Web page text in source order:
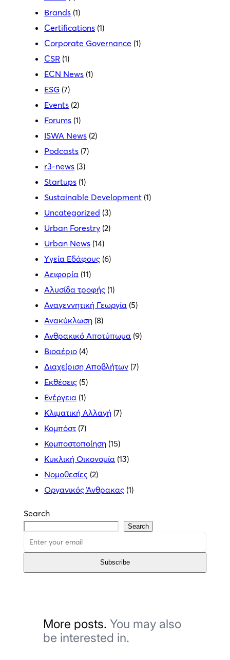
Brands (1)
Certifications (1)
Corporate Governance (1)
CSR (1)
ECN News (1)
ESG (7)
Events (2)
Forums (1)
ISWA News (2)
Podcasts (7)
r3-news (3)
Startups (1)
Sustainable Development (1)
Uncategorized (3)
Urban Forestry (2)
Urban News (14)
Yγεία Εδάφους (6)
Αειφορία (11)
Αλυσίδα τροφής (1)
Αναγεννητική Γεωργία (5)
Ανακύκλωση (8)
Ανθρακικό Αποτύπωμα (9)
Βιοαέριο (4)
Διαχείριση Αποβλήτων (7)
Εκθέσεις (5)
Ενέργεια (1)
Κλιματική Αλλαγή (7)
Κομπόστ (7)
Κομποστοποίηση (15)
Κυκλική Οικονομία (13)
Νομοθεσίες (2)
Οργανικός Άνθρακας (1)
Search
Search
Subscribe
More posts.You may also
be interested in.